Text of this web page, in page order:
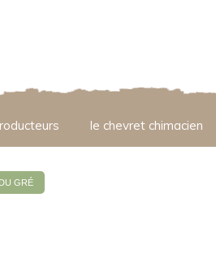
le chevret chimacien
GRÉ